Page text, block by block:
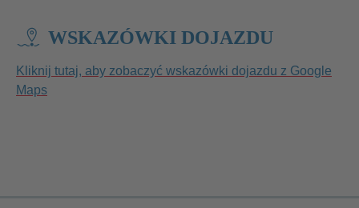
WSKAZÓWKI DOJAZDU
Kliknij tutaj, aby zobaczyć wskazówki dojazdu